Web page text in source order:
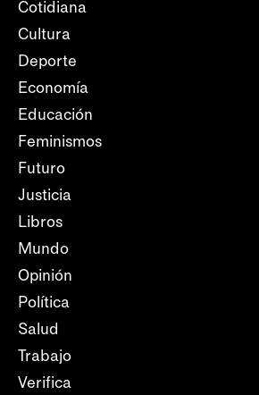
Cotidiana
Cultura
Deporte
Economía
Educación
Feminismos
Futuro
Justicia
Libros
Mundo
Opinión
Política
Salud
Trabajo
Verifica